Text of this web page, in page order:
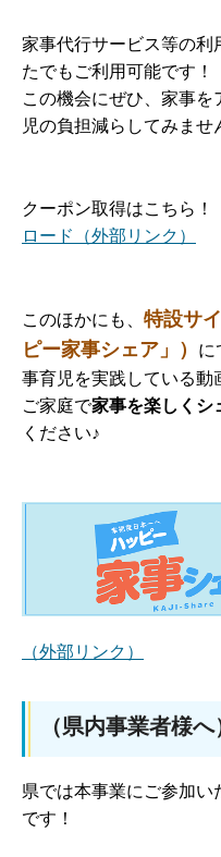
家事代行サービス等の利
たでもご利用可能です！
この機会にぜひ、家事
児の負担減らしてみませ
クーポン取得はこち
ロード（外部リンク）
このほかにも、 特設サ
ピー家事シェア」）
に
事育児を実践している動
ご家庭で家事を楽しくシ
ください♪
（外部リンク）
（県内事業者様
県では本事業にご参加い
です！